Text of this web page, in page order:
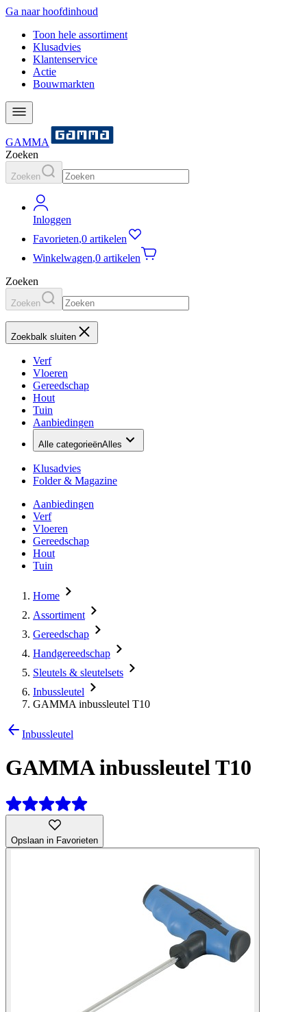
Ga naar hoofdinhoud
Toon hele assortiment
Klusadvies
Klantenservice
Actie
Bouwmarkten
GAMMA
Zoeken
Zoeken
Inloggen
Favorieten,0 artikelen
Winkelwagen,0 artikelen
Zoeken
Zoeken
Zoekbalk sluiten
Verf
Vloeren
Gereedschap
Hout
Tuin
Aanbiedingen
Alle categorieënAlles
Klusadvies
Folder & Magazine
Aanbiedingen
Verf
Vloeren
Gereedschap
Hout
Tuin
Home
Assortiment
Gereedschap
Handgereedschap
Sleutels & sleutelsets
Inbussleutel
GAMMA inbussleutel T10
Inbussleutel
GAMMA inbussleutel T10
Opslaan in Favorieten